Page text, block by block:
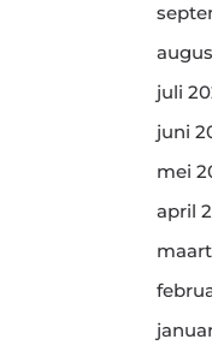
juli
juni
mei
april